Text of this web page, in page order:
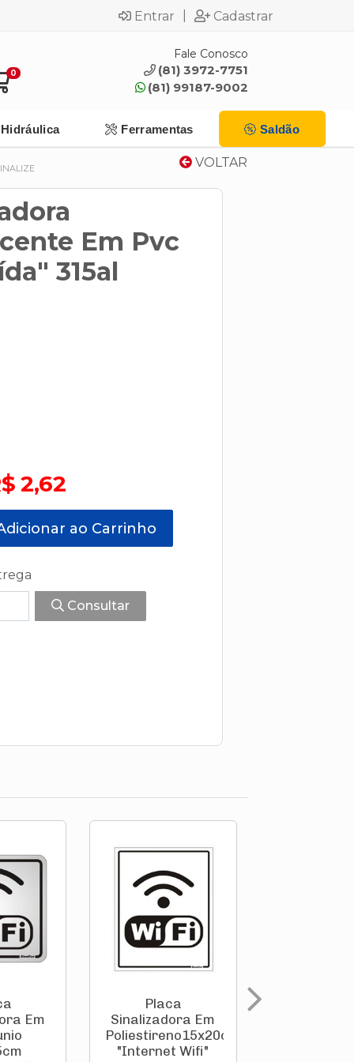
Entrar Cadastrar
0
Fale Conosco
(81) 3972-7751
(81) 99187-9002
Hidráulica Ferramentas Saldão
VOLTAR
Em Pvc
315al
2,62
ao Carrinho
Consultar
Em
Placa
Sinalizadora Em
Poliestireno15x20cm
"Internet Wifi"